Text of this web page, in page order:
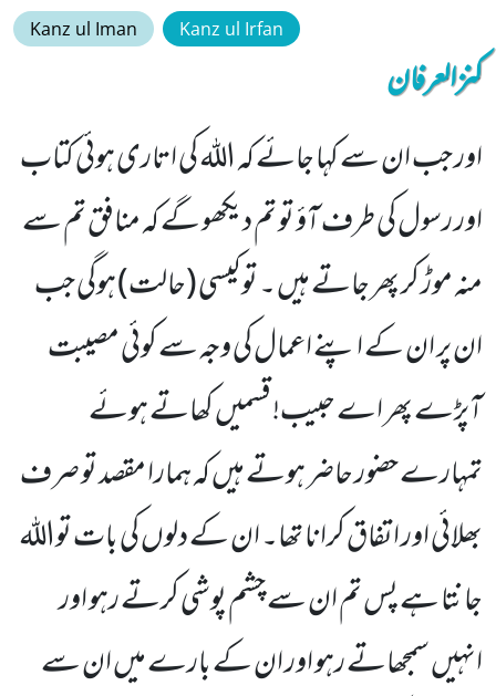
Kanz ul Iman Kanz ul Irfan
کنزالعرفان
اور جب ان سے کہا جائے کہ اللہ کی اتاری ہوئی کتاب
اور رسول کی طرف آؤ تو تم دیکھو گے کہ منافق تم سے
منہ موڑ کر پھر جاتے ہیں ۔ تو کیسی (حالت) ہوگی جب
ان پر ان کے اپنے اعمال کی وجہ سے کوئی مصیبت
آپڑے پھر اے حبیب! قسمیں کھاتے ہوئے
تمہارے حضور حاضر ہوتے ہیں کہ ہمارا مقصد تو صرف
بھلائی اور اتفاق کرانا تھا۔ ان کے دلوں کی بات تواللہ
جانتا ہے پس تم ان سے چشم پوشی کرتے رہو اور
انہیں سمجھاتے رہو اور ان کے بارے میں ان سے